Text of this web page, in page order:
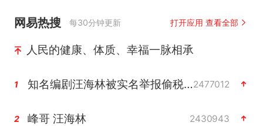
网易热搜 每30分钟更新 打开应用 查看全部
人民的健康、体质、幸福一脉相承
1 知名编剧汪海林被实名举报偷税漏税2477012
2 峰哥 汪海林 2430943